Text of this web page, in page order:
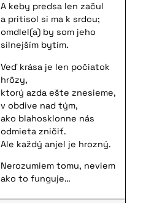
A keby predsa len začul
a pritisol si ma k srdcu;
omdlel(a) by som jeho
silnejším bytím.
Veď krása je len počiatok
hrôzy,
ktorý azda ešte znesieme,
v obdive nad tým,
ako blahosklonne nás
odmieta zničiť.
Ale každý anjel je hrozný.
Nerozumiem tomu, neviem
ako to funguje…